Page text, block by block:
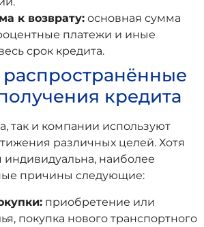
к возврату: основная сумма
платежи и иные
срок кредита.
кредита
так и компании используют
различных целей. Хотя
индивидуальна, наиболее
причины следующие:
приобретение или
покупка нового транспортного